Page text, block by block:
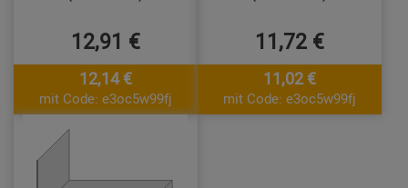
12,91 €
12,14 €
mit Code: e3oc5w99fj
11,72 €
11,02 €
mit Code: e3oc5w99fj